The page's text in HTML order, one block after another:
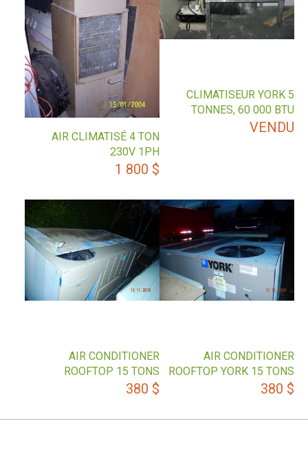
CLIMATISEUR YORK 5
TONNES, 60 000 BTU
VENDU
AIR CLIMATISÉ 4 TON
230V 1PH
1 800 $
AIR CONDITIONER
ROOFTOP YORK 15 TONS
380 $
AIR CONDITIONER
ROOFTOP 15 TONS
380 $